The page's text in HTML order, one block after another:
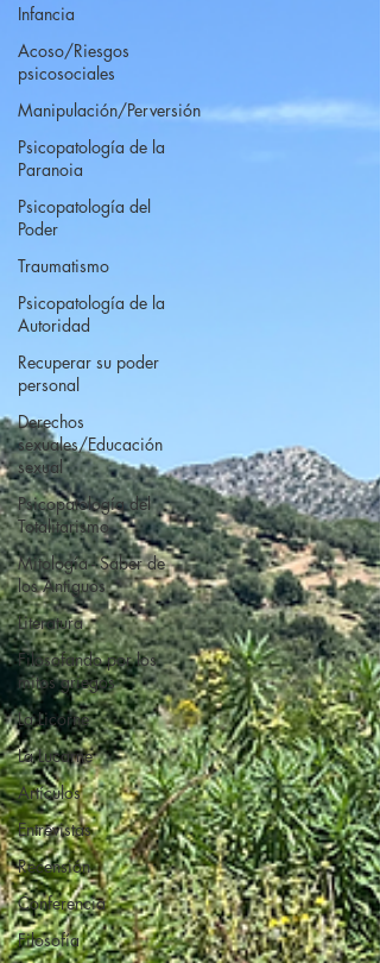
Infancia
Acoso/Riesgos
psicosociales
Manipulación/Perversión
Psicopatología de la
Paranoia
Psicopatología del
Poder
Traumatismo
Psicopatología de la
Autoridad
Recuperar su poder
personal
Derechos
sexuales/Educación
sexual
Psicopatología del
Totalitarismo
Mitología - Saber de
los Antiguos
Literatura
Filosofando por los
mitos griegos
La Licorne
La Lucarne
Artículos
Entrevistas
Recensión
Conferencia
Filosofía